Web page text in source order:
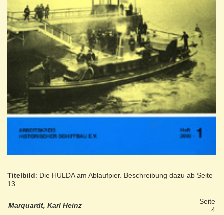
Titelbild: Die HULDA am Ablaufpier. Beschreibung dazu ab Seite
13
Marquardt, Karl Heinz
Seite
4